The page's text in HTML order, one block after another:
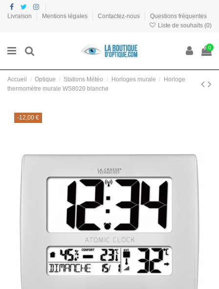
Livraison Mentions légales Contactez-nous
Questions fréquentes
Liste de souhaits (0)
0
Accueil Optique Stations Météo Horloges murale
Horloge
thermomètre murale WS8020 blanche
-12,00 €